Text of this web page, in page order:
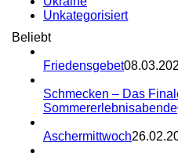
Unkategorisiert
Beliebt
Friedensgebet
Schmecken – Das
Sommererlebnisabende
Aschermittwoch